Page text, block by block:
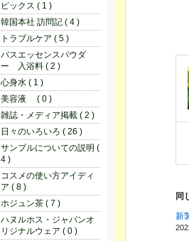
同
ピックス ( 1 )
韓国本社 訪問記 ( 4 )
トラブルケア ( 5 )
バスエッセンスパウダ
ー 入浴料 ( 2 )
心身水 ( 1 )
美容液 ( 0 )
雑誌・メディア掲載 ( 2 )
日々のいろいろ ( 26 )
サンプルについての説明 (
4 )
コスメの使い方アイディ
ア ( 8 )
ホジュン茶 ( 7 )
ハヌルホス・ジャパンオ
リジナルウェア ( 0 )